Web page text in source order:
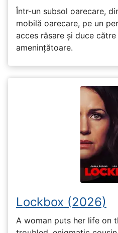
Într-un subsol oarecare,
mobilă oarecare, pe un
acces răsare și duce
amenințătoare.
Lockbox (2026)
A woman puts her life on